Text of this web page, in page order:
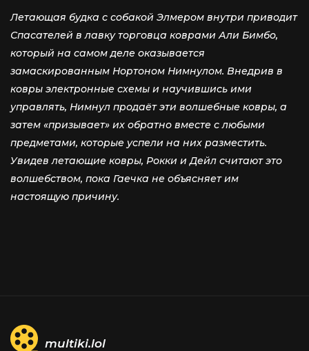
Летающая будка с собакой Элмером внутри приводит
Спасателей в лавку торговца коврами Али Бимбо,
который на самом деле оказывается
замаскированным Нортоном Нимнулом. Внедрив в
ковры электронные схемы и научившись ими
управлять, Нимнул продаёт эти волшебные ковры, а
затем «призывает» их обратно вместе с любыми
предметами, которые успели на них разместить.
Увидев летающие ковры, Рокки и Дейл считают это
волшебством, пока Гаечка не объясняет им
настоящую причину.
multiki.lol